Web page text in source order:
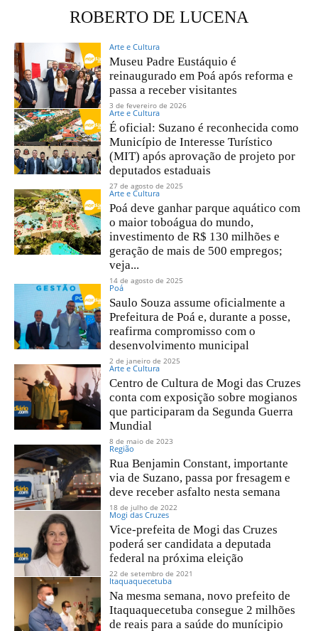
ROBERTO DE LUCENA
Arte e Cultura
Museu Padre Eustáquio é
reinaugurado em Poá após reforma e
passa a receber visitantes
3 de fevereiro de 2026
Arte e Cultura
É oficial: Suzano é reconhecida como
Município de Interesse Turístico
(MIT) após aprovação de projeto por
deputados estaduais
27 de agosto de 2025
Arte e Cultura
Poá deve ganhar parque aquático com
o maior toboágua do mundo,
investimento de R$ 130 milhões e
geração de mais de 500 empregos;
veja...
14 de agosto de 2025
Poá
Saulo Souza assume oficialmente a
Prefeitura de Poá e, durante a posse,
reafirma compromisso com o
desenvolvimento municipal
2 de janeiro de 2025
Arte e Cultura
Centro de Cultura de Mogi das Cruzes
conta com exposição sobre mogianos
que participaram da Segunda Guerra
Mundial
8 de maio de 2023
Região
Rua Benjamin Constant, importante
via de Suzano, passa por fresagem e
deve receber asfalto nesta semana
18 de julho de 2022
Mogi das Cruzes
Vice-prefeita de Mogi das Cruzes
poderá ser candidata a deputada
federal na próxima eleição
22 de setembro de 2021
Itaquaquecetuba
Na mesma semana, novo prefeito de
Itaquaquecetuba consegue 2 milhões
de reais para a saúde do munícipio